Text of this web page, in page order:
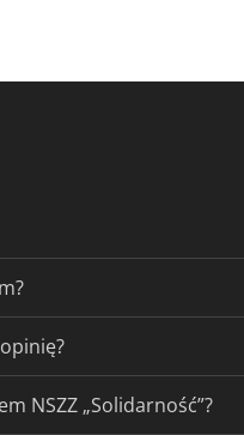
NSZZ „Solidarność”?